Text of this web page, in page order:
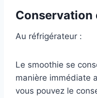
Conservation
Au réfrigérateur :
Le smoothie se
manière immédiate
vous pouvez le